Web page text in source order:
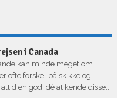
i Canada
kan minde meget om
ofte forskel på skikke og
en god idé at kende disse...